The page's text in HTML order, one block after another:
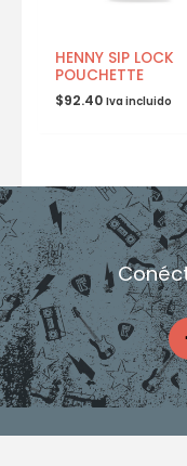
HENNY SIP LOCK
POUCHETTE
$92.40 Iva incluido